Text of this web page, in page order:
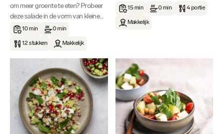
om meer groente te eten? Probeer
deze salade in de vorm van kleine...
10 min 0 min
12 stukken Makkelijk
15 min 0 min 4 portie
Makkelijk